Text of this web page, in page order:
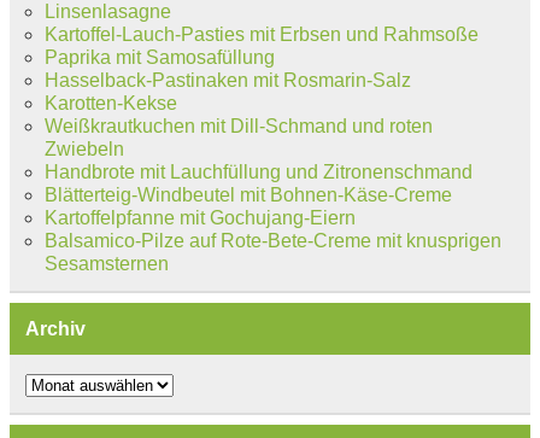
Linsenlasagne
Kartoffel-Lauch-Pasties mit Erbsen und Rahmsoße
Paprika mit Samosafüllung
Hasselback-Pastinaken mit Rosmarin-Salz
Karotten-Kekse
Weißkrautkuchen mit Dill-Schmand und roten
Zwiebeln
Handbrote mit Lauchfüllung und Zitronenschmand
Blätterteig-Windbeutel mit Bohnen-Käse-Creme
Kartoffelpfanne mit Gochujang-Eiern
Balsamico-Pilze auf Rote-Bete-Creme mit knusprigen
Sesamsternen
Archiv
Archiv